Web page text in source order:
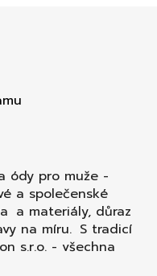
ódy pro muže -
a společenské
a materiály, důraz
na míru. S tradicí
s.r.o. - všechna